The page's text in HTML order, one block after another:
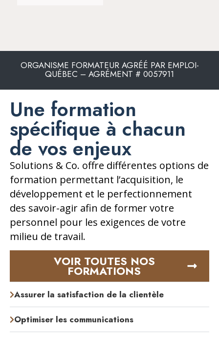
ORGANISME FORMATEUR AGRÉÉ PAR EMPLOI-
QUÉBEC – AGRÉMENT # 0057911
Une formation
spécifique à chacun
de vos enjeux
Solutions & Co. offre différentes options de
formation permettant l’acquisition, le
développement et le perfectionnement
des savoir-agir afin de former votre
personnel pour les exigences de votre
milieu de travail.
VOIR TOUTES NOS
FORMATIONS
Assurer la satisfaction de la clientèle
Optimiser les communications